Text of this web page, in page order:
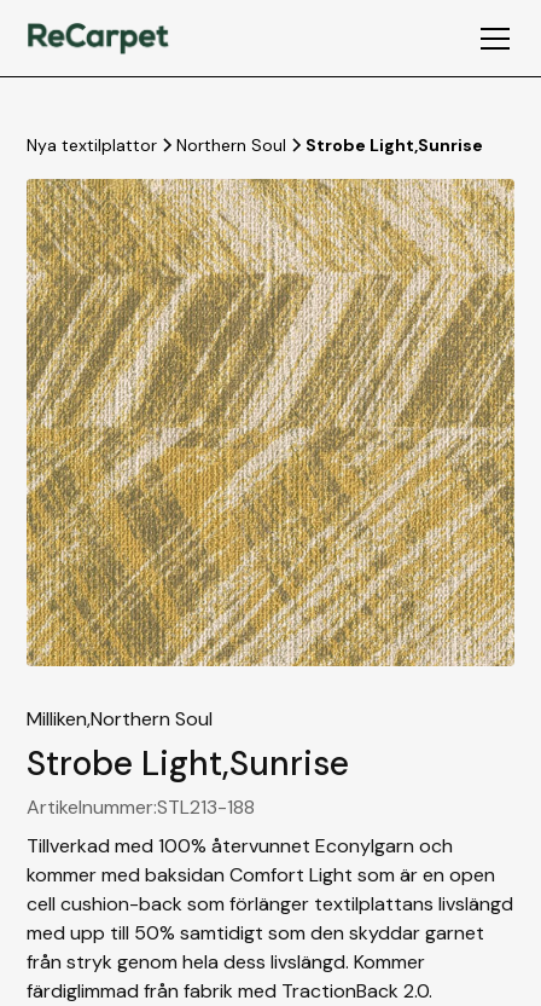
Nya textilplattor Northern Soul Strobe Light,Sunrise
Milliken,Northern Soul
Strobe Light,Sunrise
Artikelnummer:STL213-188
Tillverkad med 100% återvunnet Econylgarn och
kommer med baksidan Comfort Light som är en open
cell cushion-back som förlänger textilplattans livslängd
med upp till 50% samtidigt som den skyddar garnet
från stryk genom hela dess livslängd. Kommer
färdiglimmad från fabrik med TractionBack 2.0.